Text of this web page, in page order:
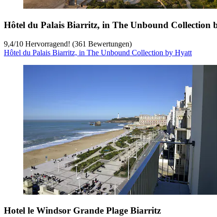
Hôtel du Palais Biarritz, in The Unbound Collection
9,4/10 Hervorragend! (361 Bewertungen)
Hôtel du Palais Biarritz, in The Unbound Collection by Hyatt
Hotel le Windsor Grande Plage Biarritz